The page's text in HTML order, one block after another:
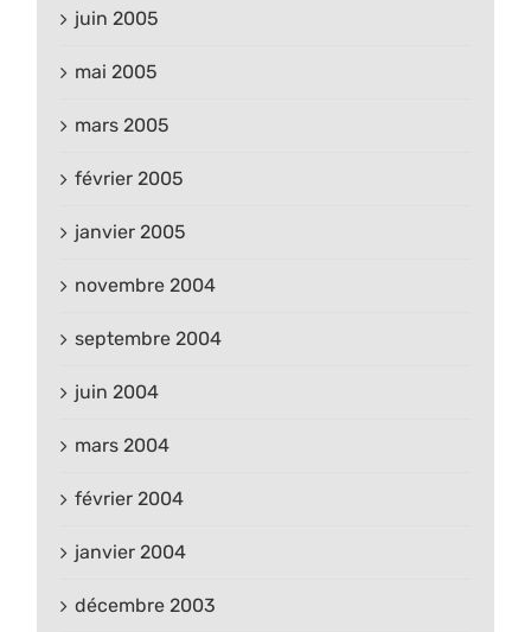
juin 2005
mai 2005
mars 2005
février 2005
janvier 2005
novembre 2004
septembre 2004
juin 2004
mars 2004
février 2004
janvier 2004
décembre 2003